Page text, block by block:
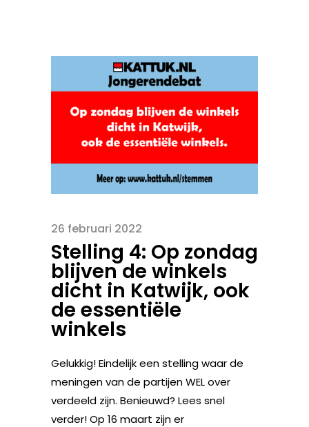
26 februari 2022
Stelling 4: Op zondag
blijven de winkels
dicht in Katwijk, ook
de essentiële
winkels
Gelukkig! Eindelijk een stelling waar de
meningen van de partijen WEL over
verdeeld zijn. Benieuwd? Lees snel
verder! Op 16 maart zijn er